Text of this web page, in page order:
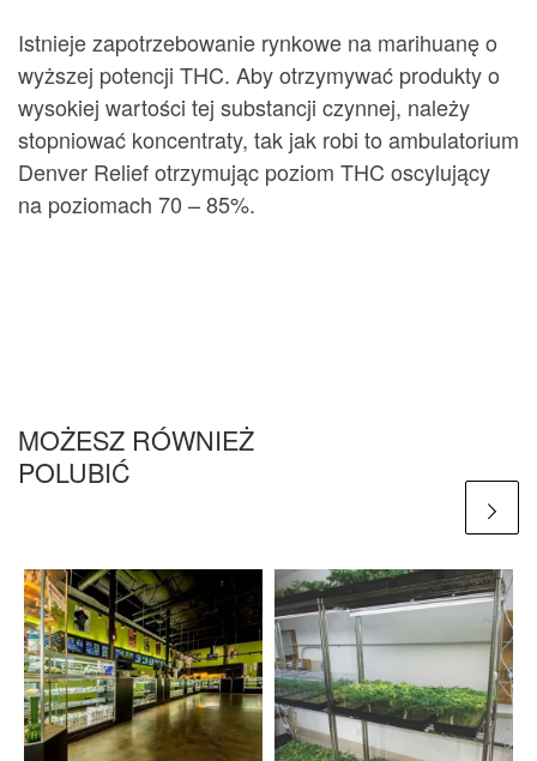
Istnieje zapotrzebowanie rynkowe na marihuanę o
wyższej potencji THC. Aby otrzymywać produkty o
wysokiej wartości tej substancji czynnej, należy
stopniować koncentraty, tak jak robi to ambulatorium
Denver Relief otrzymując poziom THC oscylujący
na poziomach 70 – 85%.
MOŻESZ RÓWNIEŻ
POLUBIĆ